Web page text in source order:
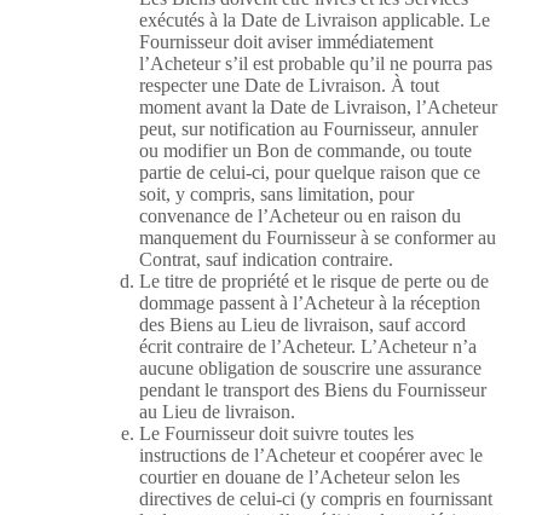
exécutés à la Date de Livraison applicable. Le
Fournisseur doit aviser immédiatement
l’Acheteur s’il est probable qu’il ne pourra pas
respecter une Date de Livraison. À tout
moment avant la Date de Livraison, l’Acheteur
peut, sur notification au Fournisseur, annuler
ou modifier un Bon de commande, ou toute
partie de celui-ci, pour quelque raison que ce
soit, y compris, sans limitation, pour
convenance de l’Acheteur ou en raison du
manquement du Fournisseur à se conformer au
Contrat, sauf indication contraire.
Le titre de propriété et le risque de perte ou de
dommage passent à l’Acheteur à la réception
des Biens au Lieu de livraison, sauf accord
écrit contraire de l’Acheteur. L’Acheteur n’a
aucune obligation de souscrire une assurance
pendant le transport des Biens du Fournisseur
au Lieu de livraison.
Le Fournisseur doit suivre toutes les
instructions de l’Acheteur et coopérer avec le
courtier en douane de l’Acheteur selon les
directives de celui-ci (y compris en fournissant